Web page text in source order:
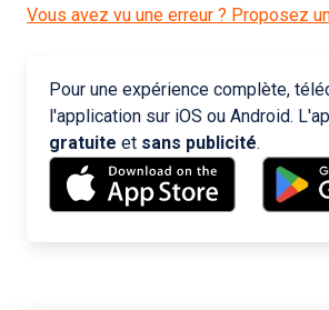
Vous avez vu une erreur ? Proposez
Pour une expérience complète,
l'application sur iOS ou Android.
gratuite et sans publicité.